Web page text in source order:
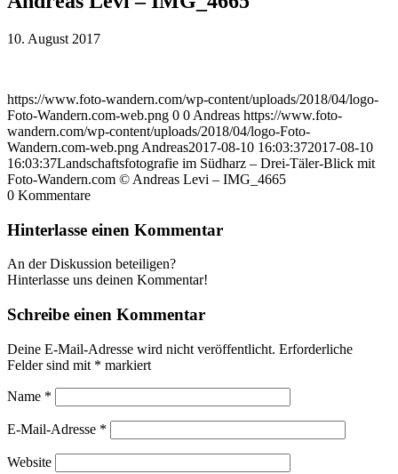
10. August 2017
https://www.foto-wandern.com/wp-content/uploads/2018/04/logo-
Foto-Wandern.com-web.png 0 0 Andreas https://www.foto-
wandern.com/wp-content/uploads/2018/04/logo-Foto-
Wandern.com-web.png Andreas2017-08-10 16:03:372017-08-10
16:03:37Landschaftsfotografie im Südharz – Drei-Täler-Blick mit
Foto-Wandern.com © Andreas Levi – IMG_4665
0 Kommentare
Hinterlasse einen Kommentar
An der Diskussion beteiligen?
Hinterlasse uns deinen Kommentar!
Schreibe einen Kommentar
Deine E-Mail-Adresse wird nicht veröffentlicht. Erforderliche
Felder sind mit * markiert
Name *
E-Mail-Adresse *
Website